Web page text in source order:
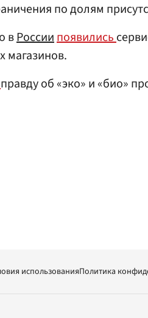
по долям
вРоссиипоявились
магазинов.
правду об «эко» и «био»
использованияПолитика